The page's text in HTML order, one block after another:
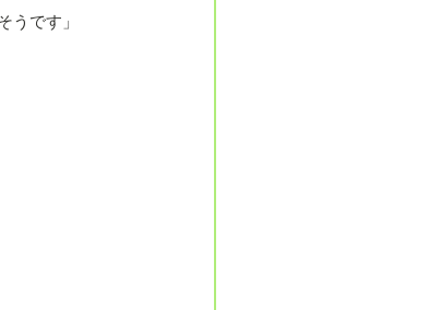
です」